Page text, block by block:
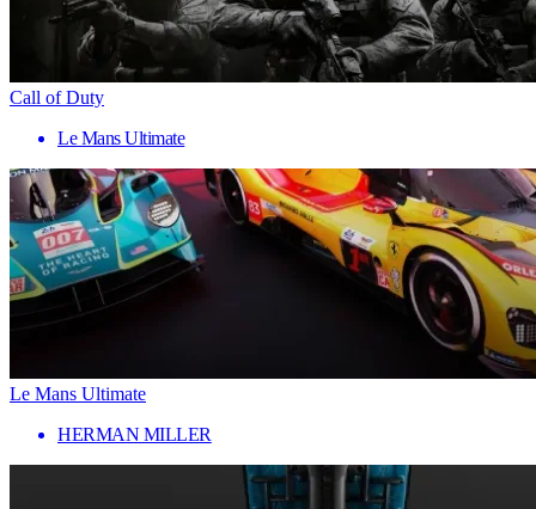
Call of Duty
Le Mans Ultimate
Le Mans Ultimate
HERMAN MILLER